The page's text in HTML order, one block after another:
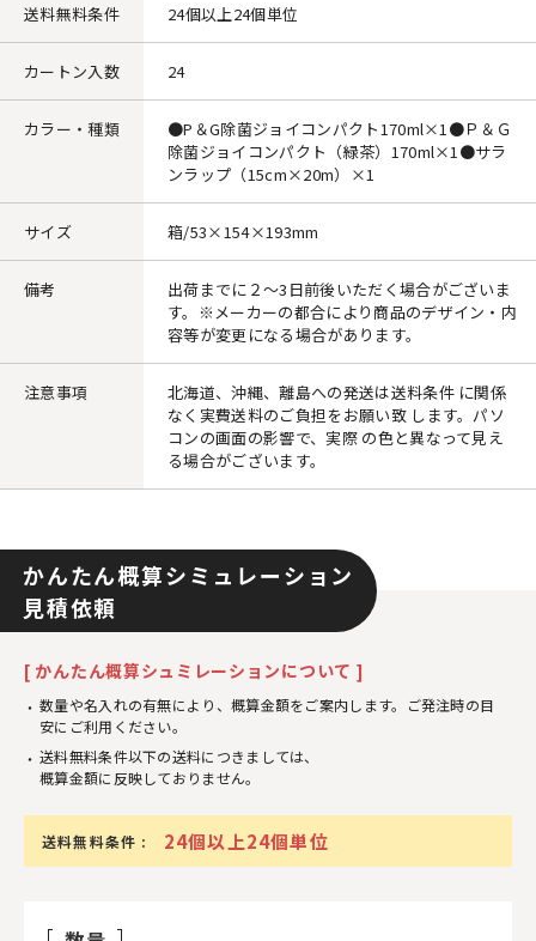
送料無料条件 24個以上24個単位
カートン入数 24
カラー・種類
●P＆G除菌ジョイコンパクト170ml×1●Ｐ＆Ｇ
除菌ジョイコンパクト（緑茶）170ml×1●サラ
ンラップ（15cm×20m）×1
サイズ 箱/53×154×193mm
備考
出荷までに２～3日前後いただく場合がございま
す。※メーカーの都合により商品のデザイン・内
容等が変更になる場合があります。
注意事項
北海道、沖縄、離島への発送は送料条件 に関係
なく実費送料のご負担をお願い致 します。パソ
コンの画面の影響で、実際 の色と異なって見え
る場合がございます。
かんたん概算シミュレーション
見積依頼
[ かんたん概算シュミレーションについて ]
数量や名入れの有無により、概算金額をご案内します。ご発注時の目
安にご利用ください。
送料無料条件以下の送料につきましては、
概算金額に反映しておりません。
送料無料条件 : 24個以上24個単位